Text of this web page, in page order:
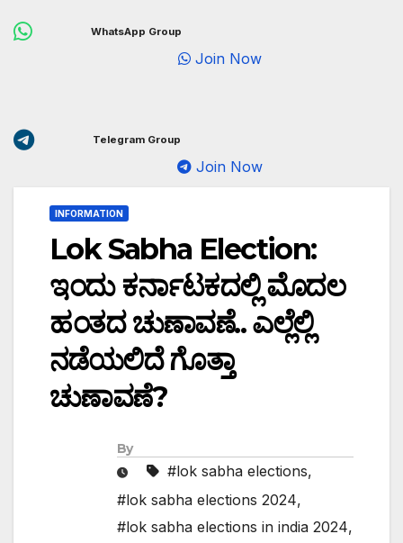
WhatsApp Group
Join Now
Telegram Group
Join Now
INFORMATION
Lok Sabha Election:
ಇಂದು ಕರ್ನಾಟಕದಲ್ಲಿ ಮೊದಲ
ಹಂತದ ಚುಣಾವಣೆ.. ಎಲ್ಲೆಲ್ಲಿ
ನಡೆಯಲಿದೆ ಗೊತ್ತಾ
ಚುಣಾವಣೆ?
By
#lok sabha elections,
#lok sabha elections 2024,
#lok sabha elections in india 2024,